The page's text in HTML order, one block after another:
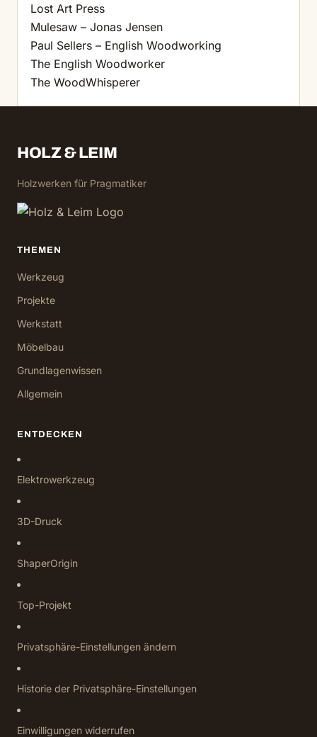
Lost Art Press
Mulesaw – Jonas Jensen
Paul Sellers – English Woodworking
The English Woodworker
The WoodWhisperer
HOLZ & LEIM
Holzwerken für Pragmatiker
THEMEN
Werkzeug
Projekte
Werkstatt
Möbelbau
Grundlagenwissen
Allgemein
ENTDECKEN
Elektrowerkzeug
3D-Druck
ShaperOrigin
Top-Projekt
Privatsphäre-Einstellungen ändern
Historie der Privatsphäre-Einstellungen
Einwilligungen widerrufen